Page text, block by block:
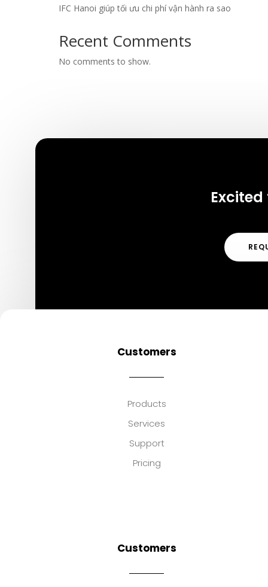
IFC Hanoi giúp tối ưu chi phí vận hành ra sao
Recent Comments
No comments to show.
Customers
Products
Services
Support
Pricing
Customers